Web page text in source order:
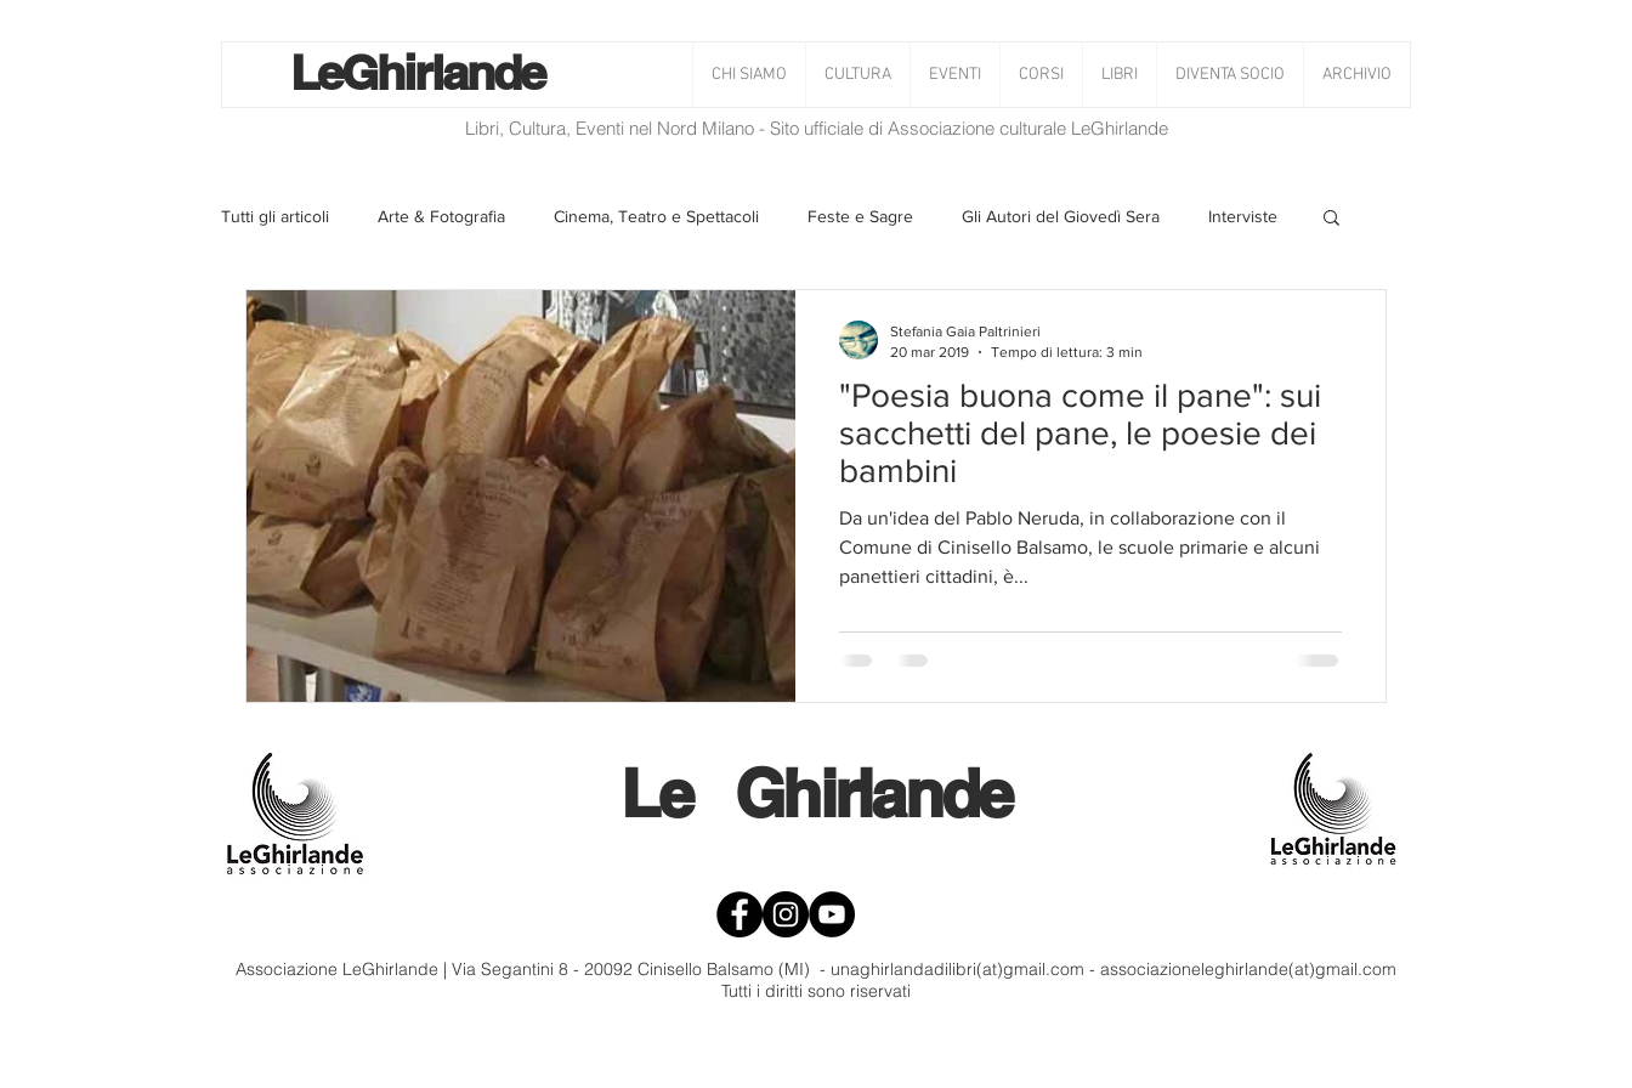
CHI SIAMO CULTURA EVENTI CORSI LIBRI DIVENTA SOCIO ARCHIVIO
LeGhirlande
Libri, Cultura, Eventi nel Nord Milano - Sito ufficiale di Associazione culturale LeGhirlande
Tutti gli articoli Arte & Fotografia Cinema, Teatro e Spettacoli Feste e Sagre Gli Autori del Giovedì Sera Interviste
La lotteria degli scontrini Libri Musica Storie Taciute
Eventi ed iniziative Il Blog di Mirabilis Salvaguardia dell'ambiente Ambiente PanettoniAMOCi
Homepage Progetti CiniZEN
"Poesia buona come il pane": sui
sacchetti del pane, le poesie dei
bambini
Da un'idea del Pablo Neruda, in collaborazione con il
Comune di Cinisello Balsamo, le scuole primarie e alcuni
panettieri cittadini, è...
Stefania Gaia Paltrinieri
20 mar 2019
Tempo di lettura: 3 min
Le Ghirlande
Associazione LeGhirlande | Via Segantini 8 - 20092 Cinisello Balsamo (MI) - unaghirlandadilibri(at)gmail.com - associazioneleghirlande(at)gmail.com
Tutti i diritti sono riservati